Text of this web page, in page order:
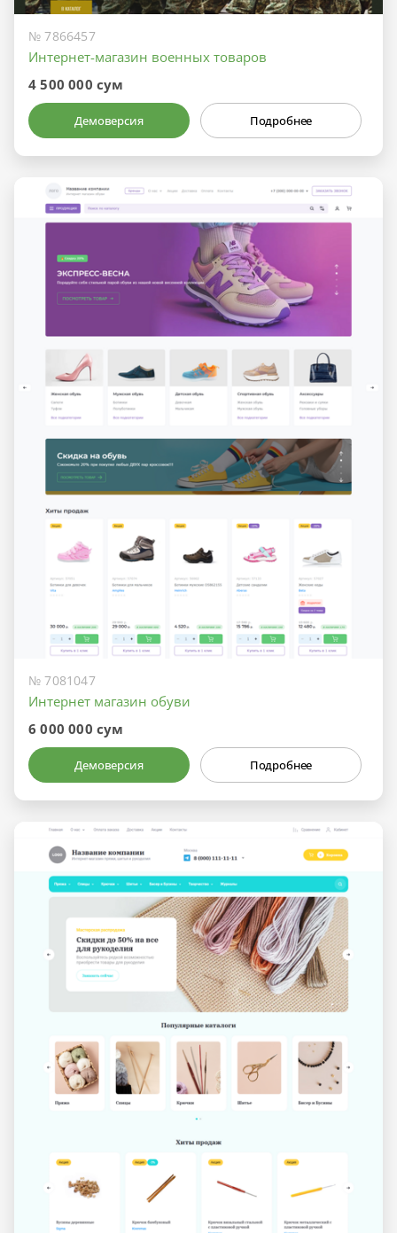
№ 7866457
Интернет-магазин военных товаров
4 500 000 сум
Демоверсия Подробнее
№ 7081047
Интернет магазин обуви
6 000 000 сум
Демоверсия Подробнее